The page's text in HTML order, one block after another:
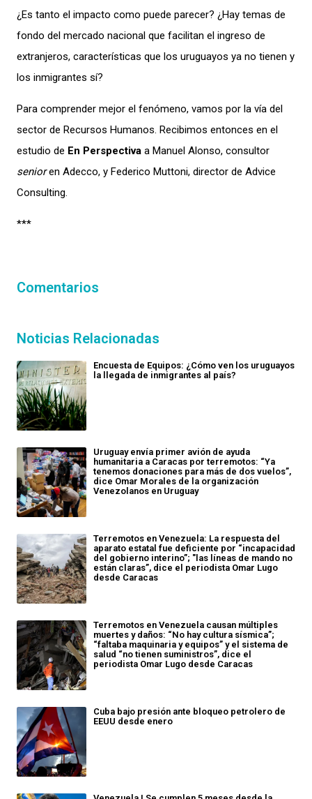
¿Es tanto el impacto como puede parecer? ¿Hay temas de
fondo del mercado nacional que facilitan el ingreso de
extranjeros, características que los uruguayos ya no tienen y
los inmigrantes sí?
Para comprender mejor el fenómeno, vamos por la vía del
sector de Recursos Humanos. Recibimos entonces en el
estudio de En Perspectiva a Manuel Alonso, consultor
senioren Adecco, y Federico Muttoni, director de Advice
Consulting.
***
Comentarios
Noticias Relacionadas
Encuesta de Equipos: ¿Cómo ven los uruguayos
la llegada de inmigrantes al país?
Uruguay envía primer avión de ayuda
humanitaria a Caracas por terremotos: “Ya
tenemos donaciones para más de dos vuelos”,
dice Omar Morales de la organización
Venezolanos en Uruguay
Terremotos en Venezuela: La respuesta del
aparato estatal fue deficiente por “incapacidad
del gobierno interino”; "las líneas de mando no
están claras”, dice el periodista Omar Lugo
desde Caracas
Terremotos en Venezuela causan múltiples
muertes y daños: “No hay cultura sísmica”;
“faltaba maquinaria y equipos” y el sistema de
salud “no tienen suministros”, dice el
periodista Omar Lugo desde Caracas
Cuba bajo presión ante bloqueo petrolero de
EEUU desde enero